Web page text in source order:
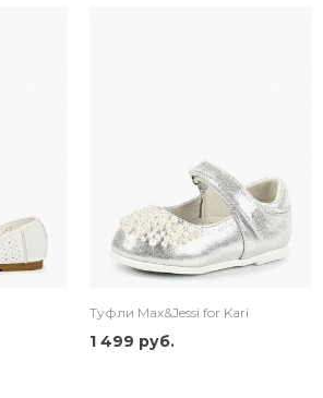
Туфли Max&Jessi for Kari
1 499 руб.